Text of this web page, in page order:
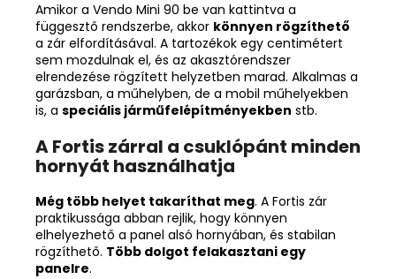
Amikor a Vendo Mini 90 be van kattintva a
függesztő rendszerbe, akkor könnyen rögzíthető
a zár elfordításával. A tartozékok egy centimétert
sem mozdulnak el, és az akasztórendszer
elrendezése rögzített helyzetben marad. Alkalmas a
garázsban, a műhelyben, de a mobil műhelyekben
is, a speciális járműfelépítményekben stb.
A Fortis zárral a csuklópánt minden
hornyát használhatja
Még több helyet takaríthat meg. A Fortis zár
praktikussága abban rejlik, hogy könnyen
elhelyezhető a panel alsó hornyában, és stabilan
rögzíthető. Több dolgot felakasztani egy
panelre.